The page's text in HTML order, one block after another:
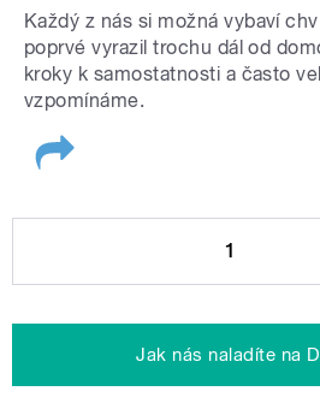
Každý z nás si možná vybaví
poprvé vyrazil trochu dál od
kroky k samostatnosti a často
vzpomínáme.
1
Jak nás naladíte na